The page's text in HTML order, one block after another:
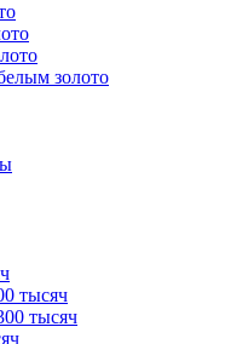
золото
тысяч
тысяч